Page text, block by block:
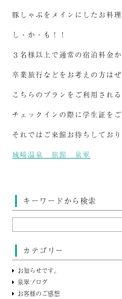
豚しゃぶをメインにしたお料
し・か・も！！
３名様以上で通常の宿泊料金
卒業旅行などをお考えの方は
こちらのプランをご利用され
チェックインの際に学生証を
それではご来館お待ちしており
城崎温泉 旅館 泉翠
キーワードから検索
カテゴリー
お知らせです。
泉翠ブログ
お客様のご感想